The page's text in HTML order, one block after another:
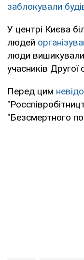
заблокували
У центрі Києва
людей
люди
учасників Другої
Перед цим
"Безсмертного